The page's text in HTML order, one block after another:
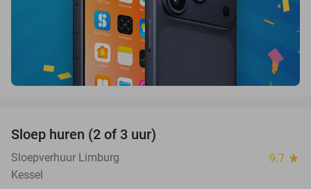
Sloep huren (2 of 3 uur)
Sloepverhuur Limburg 9.7 star
Kessel